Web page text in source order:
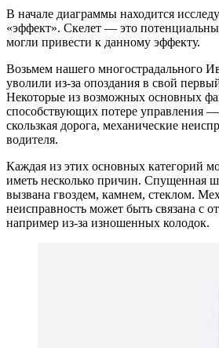
В начале диаграммы находится
«эффект». Скелет — это
могли привести к данному эффекту.
Возьмем нашего многострадального
уволили из-за опоздания в свой
Некоторые из возможных основных
способствующих потере управления
скользкая дорога, механические
водителя.
Каждая из этих основных категорий
иметь несколько причин. Спущенная
вызвана гвоздем, камнем, стеклом.
неисправность может быть связана с
например из-за изношенных колодок.